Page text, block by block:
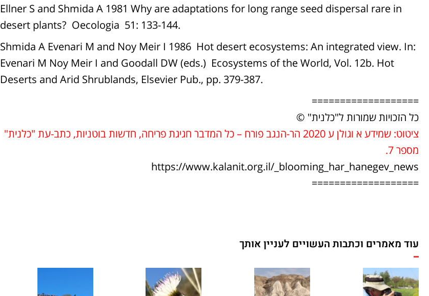
Ellner S and Shmida A 1981 Why are adaptations for long range seed dispersal rare in
desert plants? Oecologia 51: 133-144.
Shmida A Evenari M and Noy Meir I 1986 Hot desert ecosystems: An integrated view. In:
Evenari M Noy Meir I and Goodall DW (eds.) Ecosystems of the World, Vol. 12b. Hot
Deserts and Arid Shrublands, Elsevier Pub., pp. 379-387.
===================
כל הזכויות שמורות ל"כלנית" ©
ציטוט: שמידע א וגולן ע 2020 הר-הנגב פורח – כל המדבר חגיגת פריחה, חדשות בוטניות, כתב-עת "כלנית"
מספר 7.
https://www.kalanit.org.il/_blooming_har_hanegev_news
===================
עוד מאמרים וכתבות העשויים לעניין אותך